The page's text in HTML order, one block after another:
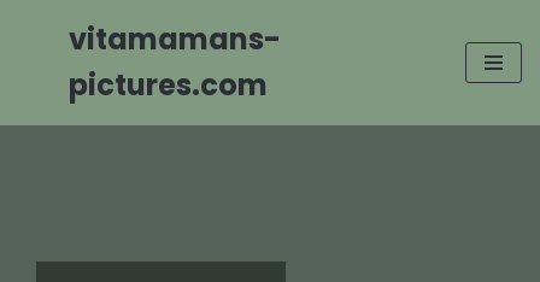
springen
vitamamans-
pictures.com